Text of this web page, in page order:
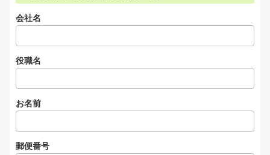
会社名
役職名
お名前
郵便番号